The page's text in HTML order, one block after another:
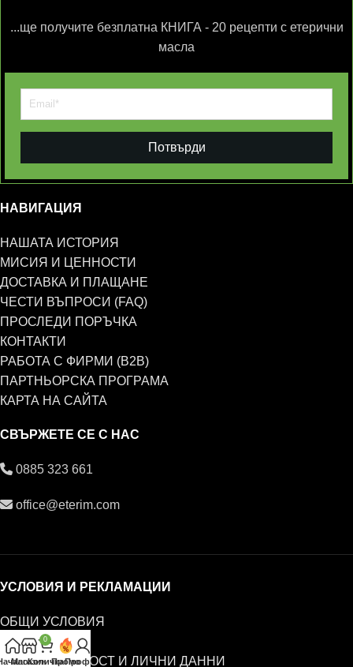
...ще получите безплатна КНИГА - 20 рецепти с етерични
масла
Потвърди
НАВИГАЦИЯ
НАШАТА ИСТОРИЯ
МИСИЯ И ЦЕННОСТИ
ДОСТАВКА И ПЛАЩАНЕ
ЧЕСТИ ВЪПРОСИ (FAQ)
ПРОСЛЕДИ ПОРЪЧКА
КОНТАКТИ
РАБОТА С ФИРМИ (B2B)
ПАРТНЬОРСКА ПРОГРАМА
КАРТА НА САЙТА
СВЪРЖЕТЕ СЕ С НАС
0885 323 661
office@eterim.com
УСЛОВИЯ И РЕКЛАМАЦИИ
ОБЩИ УСЛОВИЯ
РЕКЛАМАЦИИ
ПОВЕРИТЕЛНОСТ И ЛИЧНИ ДАННИ
Магазин
0
КоличкаПромоПрофил